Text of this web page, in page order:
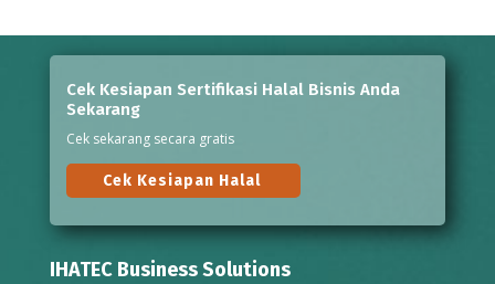
Cek Kesiapan Sertifikasi Halal Bisnis Anda
Sekarang
Cek sekarang secara gratis
Cek Kesiapan Halal
IHATEC Business Solutions